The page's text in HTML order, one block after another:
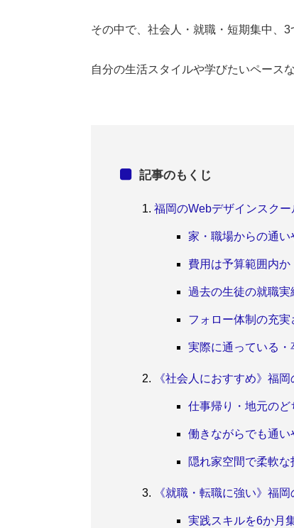
その中で、社会人・就職・短期集中、
自分の生活スタイルや学びたいペース
記事のもくじ
福岡のWebデザインスクー
家・職場からの通い
費用は予算範囲内か
過去の生徒の就職実
フォロー体制の充実
実際に通っている・
《社会人におすすめ》福
仕事帰り・地元のど
働きながらでも通い
隠れ家空間で柔軟な
《就職・転職に強い》福
実践スキルを6か月